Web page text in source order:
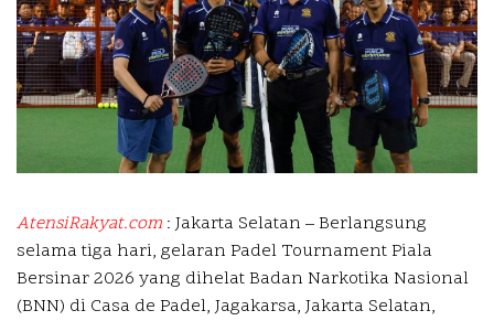
AtensiRakyat.com : Jakarta Selatan – Berlangsung
selama tiga hari, gelaran Padel Tournament Piala
Bersinar 2026 yang dihelat Badan Narkotika Nasional
(BNN) di Casa de Padel, Jagakarsa, Jakarta Selatan,